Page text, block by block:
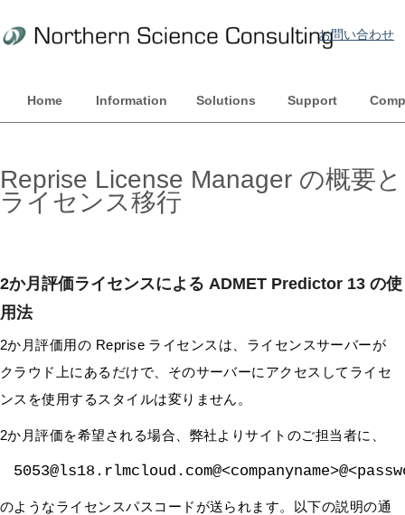
お問い合わせ
Reprise License Manager の概要と
ライセンス移行
2か月評価ライセンスによる ADMET Predictor 13 の使
用法
2か月評価用の Reprise ライセンスは、ライセンスサーバーが
クラウド上にあるだけで、そのサーバーにアクセスしてライセ
ンスを使用するスタイルは変りません。
2か月評価を希望される場合、弊社よりサイトのご担当者に、
のようなライセンスパスコードが送られます。以下の説明の通
Home Information Solutions Support